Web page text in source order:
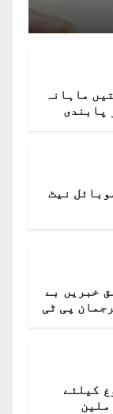
ماہانہ
پابندی
نیٹ
خبریں بے
اور غلط ہیں۔ ترجمان پی ٹی
کیلئے
موبی لنک بینک میں 20 ملین